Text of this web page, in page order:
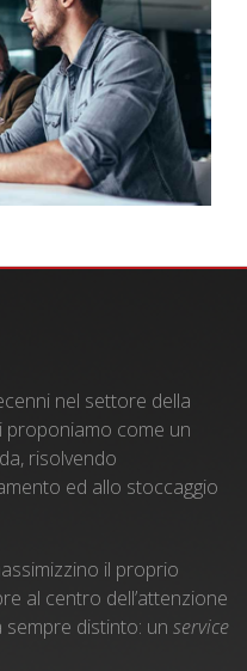
nel settore della
proponiamo come un
risolvendo
ed allo stoccaggio
il proprio
al centro dell’attenzione
distinto: un service